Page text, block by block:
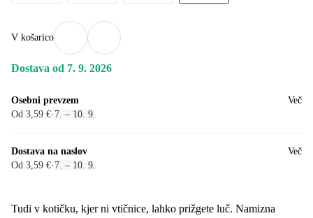
V košarico
Dostava od 7. 9. 2026
Osebni prevzem
Od 3,59 €· 7. – 10. 9.
Več
Dostava na naslov
Od 3,59 €· 7. – 10. 9.
Več
Tudi v kotičku, kjer ni vtičnice, lahko prižgete luč. Namizna